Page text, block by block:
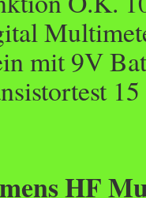
mit 9V
HF